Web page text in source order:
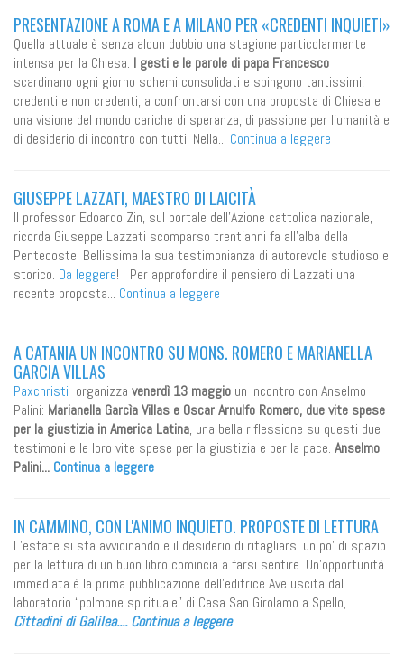
PRESENTAZIONE A ROMA E A MILANO PER «CREDENTI INQUIETI»
Quella attuale è senza alcun dubbio una stagione particolarmente
intensa per la Chiesa. I gesti e le parole di papa Francesco
scardinano ogni giorno schemi consolidati e spingono tantissimi,
credenti e non credenti, a confrontarsi con una proposta di Chiesa e
una visione del mondo cariche di speranza, di passione per l’umanità e
di desiderio di incontro con tutti. Nella... Continua a leggere
GIUSEPPE LAZZATI, MAESTRO DI LAICITÀ
Il professor Edoardo Zin, sul portale dell'Azione cattolica nazionale,
ricorda Giuseppe Lazzati scomparso trent'anni fa all'alba della
Pentecoste. Bellissima la sua testimonianza di autorevole studioso e
storico. Da leggere! Per approfondire il pensiero di Lazzati una
recente proposta... Continua a leggere
A CATANIA UN INCONTRO SU MONS. ROMERO E MARIANELLA
GARCIA VILLAS
Paxchristi organizza venerdì 13 maggio un incontro con Anselmo
Palini: Marianella Garcìa Villas e Oscar Arnulfo Romero, due vite spese
per la giustizia in America Latina, una bella riflessione su questi due
testimoni e le loro vite spese per la giustizia e per la pace. Anselmo
Palini... Continua a leggere
IN CAMMINO, CON L'ANIMO INQUIETO. PROPOSTE DI LETTURA
L’estate si sta avvicinando e il desiderio di ritagliarsi un po’ di spazio
per la lettura di un buon libro comincia a farsi sentire. Un’opportunità
immediata è la prima pubblicazione dell’editrice Ave uscita dal
laboratorio “polmone spirituale” di Casa San Girolamo a Spello,
Cittadini di Galilea....Continua a leggere